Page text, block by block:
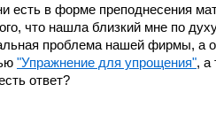
есть в форме преподнесения
что нашла близкий мне по
проблема нашей фирмы, а
"Упражнение для упрощения", а
ответ?